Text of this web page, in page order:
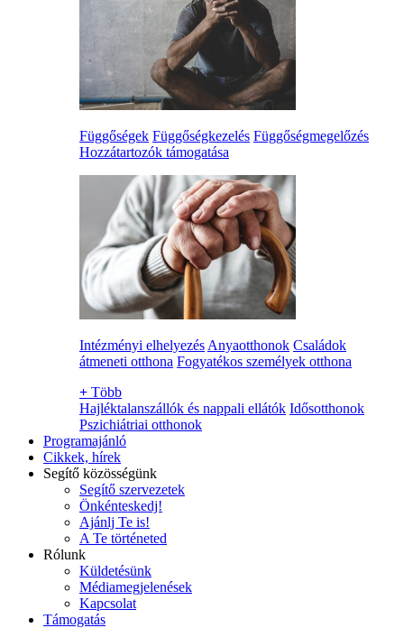
Függőségek Függőségkezelés Függőségmegelőzés
Hozzátartozók támogatása
Intézményi elhelyezés Anyaotthonok Családok
átmeneti otthona Fogyatékos személyek otthona
+ Több
Hajléktalanszállók és nappali ellátók Idősotthonok
Pszichiátriai otthonok
Programajánló
Cikkek, hírek
Segítő közösségünk
Segítő szervezetek
Önkénteskedj!
Ajánlj Te is!
A Te történeted
Rólunk
Küldetésünk
Médiamegjelenések
Kapcsolat
Támogatás